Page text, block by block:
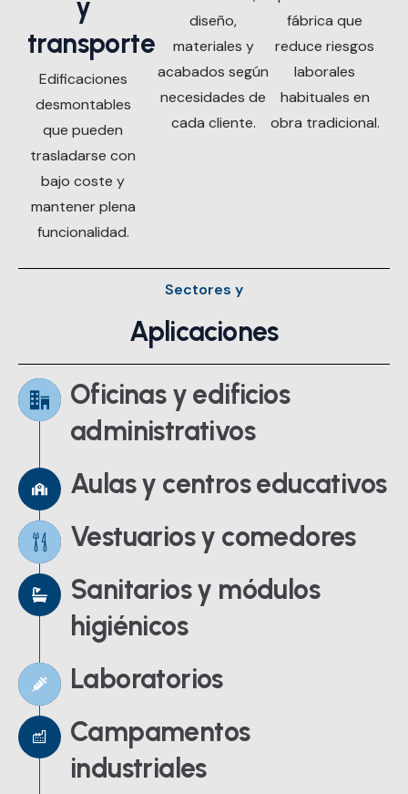
y
transporte
Edificaciones
desmontables
que pueden
trasladarse con
bajo coste y
mantener plena
funcionalidad.
diseño,
materiales y
acabados según
necesidades de
cada cliente.
fábrica que
reduce riesgos
laborales
habituales en
obra tradicional.
Sectores y
Aplicaciones
Oficinas y edificios
administrativos
Aulas y centros educativos
Vestuarios y comedores
Sanitarios y módulos
higiénicos
Laboratorios
Campamentos
industriales